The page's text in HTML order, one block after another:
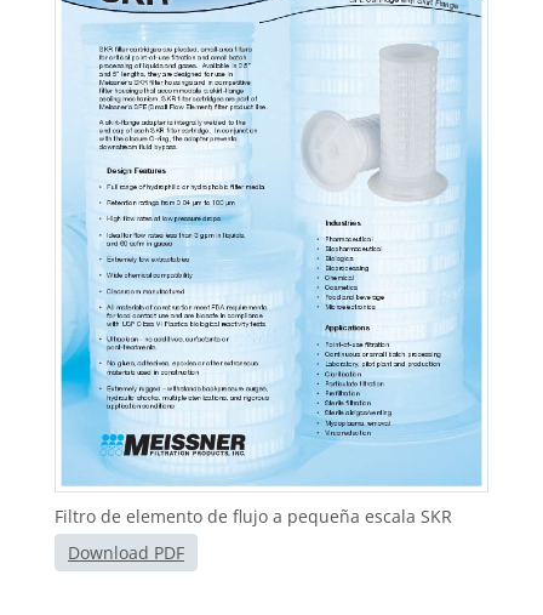
Filtro de elemento de flujo a pequeña escala SKR
Download PDF